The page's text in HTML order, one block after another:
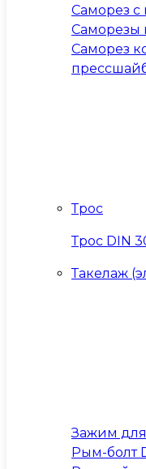
Саморез
Саморезы
Саморез
Трос
Трос DIN
Такелаж
Зажим для
Рым-болт